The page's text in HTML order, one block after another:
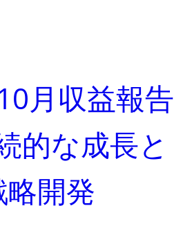
月収益報告
的な成長と
略開発